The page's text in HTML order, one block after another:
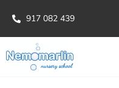
917 082 439